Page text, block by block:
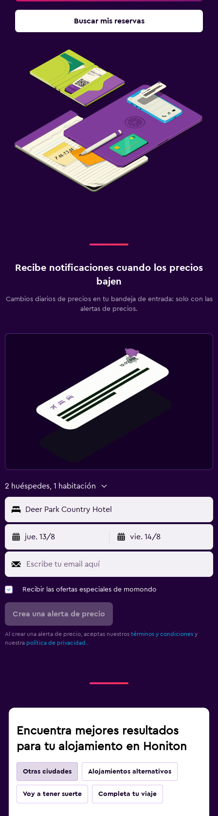
Buscar mis reservas
Recibe notificaciones cuando los precios
bajen
Cambios diarios de precios en tu bandeja de entrada: solo con las
alertas de precios.
2 huéspedes, 1 habitación
Deer Park Country Hotel
jue. 13/8 vie. 14/8
Recibir las ofertas especiales de momondo
Crea una alerta de precio
Al crear una alerta de precio, aceptas nuestros términos y condiciones y
nuestra política de privacidad.
Encuentra mejores resultados
para tu alojamiento en Honiton
Otras ciudades Alojamientos alternativos
Voy a tener suerte Completa tu viaje